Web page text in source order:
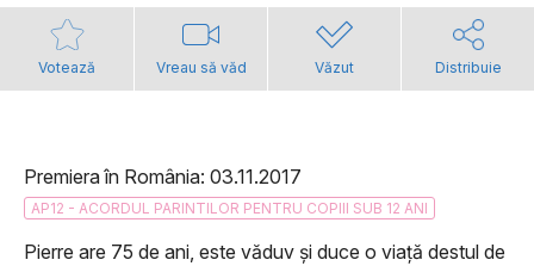
Votează Vreau să văd Văzut Distribuie
Premiera în România: 03.11.2017
AP12 - ACORDUL PARINTILOR PENTRU COPIII SUB 12 ANI
Pierre are 75 de ani, este văduv și duce o viață destul de